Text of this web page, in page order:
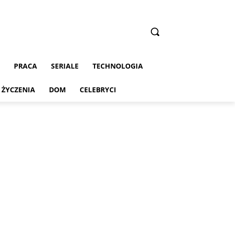
PRACA SERIALE TECHNOLOGIA
ŻYCZENIA DOM CELEBRYCI